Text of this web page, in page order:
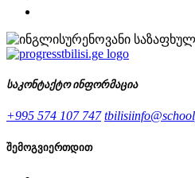
საკონტაქტო ინფორმაცია
+995 574 107 747
შემოგვიერთდით